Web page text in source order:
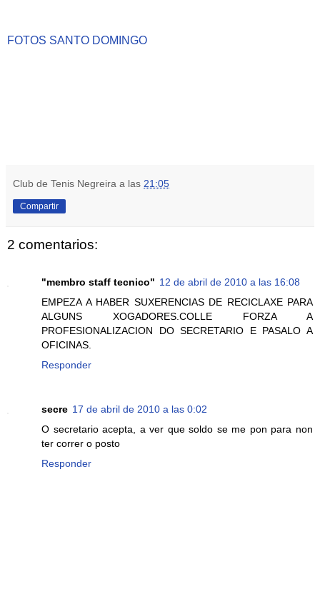
FOTOS SANTO DOMINGO
Club de Tenis Negreira a las 21:05
Compartir
2 comentarios:
"membro staff tecnico" 12 de abril de 2010 a las 16:08
EMPEZA A HABER SUXERENCIAS DE RECICLAXE PARA
ALGUNS XOGADORES.COLLE FORZA A
PROFESIONALIZACION DO SECRETARIO E PASALO A
OFICINAS.
Responder
secre 17 de abril de 2010 a las 0:02
O secretario acepta, a ver que soldo se me pon para non
ter correr o posto
Responder